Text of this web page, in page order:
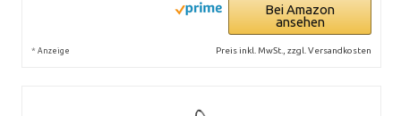
Bei Amazon
ansehen
* Anzeige Preis inkl. MwSt., zzgl. Versandkosten